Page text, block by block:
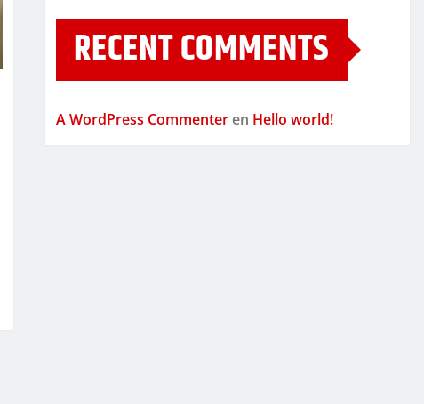
RECENT COMMENTS
A WordPress Commenter en Hello world!